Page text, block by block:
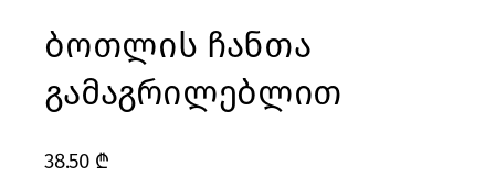
ბოთლის ჩანთა
გამაგრილებლით
38.50 ₾